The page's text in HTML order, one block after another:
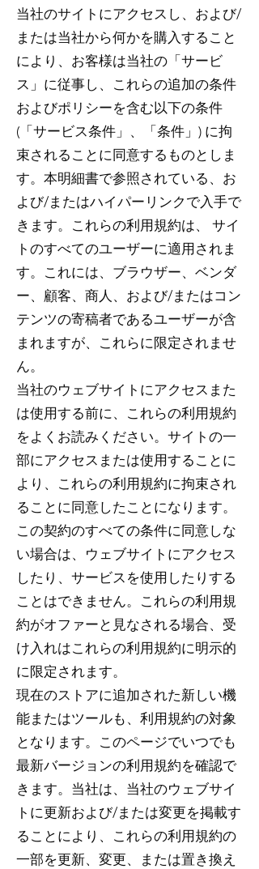
当社のサイトにアクセスし、および/
または当社から何かを購入すること
により、お客様は当社の「サービ
ス」に従事し、これらの追加の条件
およびポリシーを含む以下の条件
(「サービス条件」、「条件」) に拘
束されることに同意するものとしま
す。本明細書で参照されている、お
よび/またはハイパーリンクで入手で
きます。これらの利用規約は、 サイ
トのすべてのユーザーに適用されま
す。これには、ブラウザー、ベンダ
ー、顧客、商人、および/またはコン
テンツの寄稿者であるユーザーが含
まれますが、これらに限定されませ
ん。
当社のウェブサイトにアクセスまた
は使用する前に、これらの利用規約
をよくお読みください。サイトの一
部にアクセスまたは使用することに
より、これらの利用規約に拘束され
ることに同意したことになります。
この契約のすべての条件に同意しな
い場合は、ウェブサイトにアクセス
したり、サービスを使用したりする
ことはできません。これらの利用規
約がオファーと見なされる場合、受
け入れはこれらの利用規約に明示的
に限定されます。
現在のストアに追加された新しい機
能またはツールも、利用規約の対象
となります。このページでいつでも
最新バージョンの利用規約を確認で
きます。当社は、当社のウェブサイ
トに更新および/または変更を掲載す
ることにより、これらの利用規約の
一部を更新、変更、または置き換え